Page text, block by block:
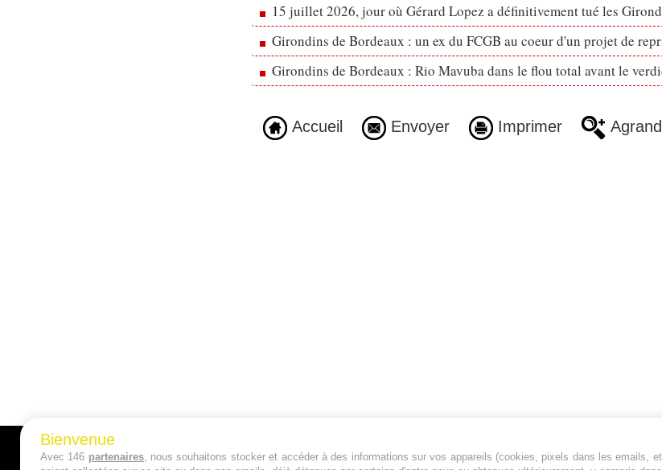
15 juillet 2026, jour où Gérard Lopez a définitivement tué les
Girondins de Bordeaux : un ex du FCGB au coeur d'un projet de
Girondins de Bordeaux : Rio Mavuba dans le flou total avant le
Accueil Envoyer Imprimer
A PROPOS
Bienvenue
Avec 146 partenaires, nous souhaitons stocker et accéder à des informations sur vos appareils (cookies, pixels dans les emails,